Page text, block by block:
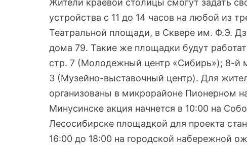
Жители краевой столицы смогут задать
устройства с 11 до 14 часов на любой из
Театральной площади, в Сквере им. Ф.Э.
дома 79. Такие же площадки будут
стр. 7 (Молодежный центр «Сибирь»); 8-
3 (Музейно-выставочный центр). Для
организованы в микрорайоне Пионерном
Минусинске акция начнется в 10:00 на
Лесосибирске площадкой для проекта
16:00 до 18:00 на городской набережной